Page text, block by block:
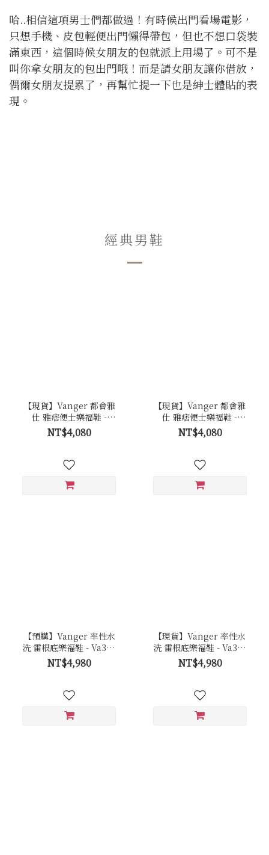
哈..相信這項男士們都做過！有時候出門看場電影，
只想手機、皮包輕便出門懶得帶包，但也不想口袋裝
滿東西，這個時候女朋友的包就派上用場了。可不是
叫你拿女朋友的包出門哦！而是請女朋友讓你借放，
偶爾女朋友提累了，再幫忙提一下也是紳士體貼的表
現。
經典男鞋
【現貨】Vanger 都會雅
仕 雅痞便士樂福鞋 -
Va304擦咖
NT$4,080
【現貨】Vanger 都會雅
仕 雅痞便士樂福鞋 -
Va304黑
NT$4,080
【預購】Vanger 率性水
洗 雷根底樂福鞋 - Va303
棕
NT$4,980
【現貨】Vanger 率性水
洗 雷根底樂福鞋 - Va303
棕
NT$4,980